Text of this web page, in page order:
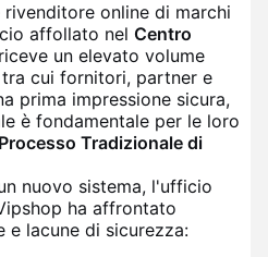
online di marchi
affollato nel Centro
un elevato volume
cui fornitori, partner e
prima impressione sicura,
è fondamentale per le loro
Tradizionale di
nuovo sistema, l'ufficio
ha affrontato
e lacune di sicurezza: